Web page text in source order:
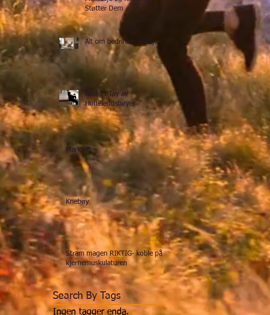
Støtter Dem
Alt om bedriftsmassasje
Nivå 2: Tøy av
Hofteleddsbøyer
Markløft
Knebøy
Stram magen RIKTIG- koble på
kjernemuskulaturen
Search By Tags
Ingen tagger enda.